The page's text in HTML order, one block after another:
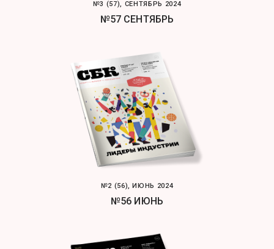
№3 (57), СЕНТЯБРЬ 2024
№57 СЕНТЯБРЬ
№2 (56), ИЮНЬ 2024
№56 ИЮНЬ